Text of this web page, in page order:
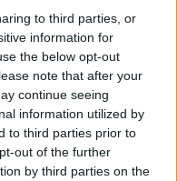
to third parties, or
information for
the below opt-out
note that after your
continue seeing
information utilized by
to third parties prior to
out of the further
by third parties on the
alla svenska casinon